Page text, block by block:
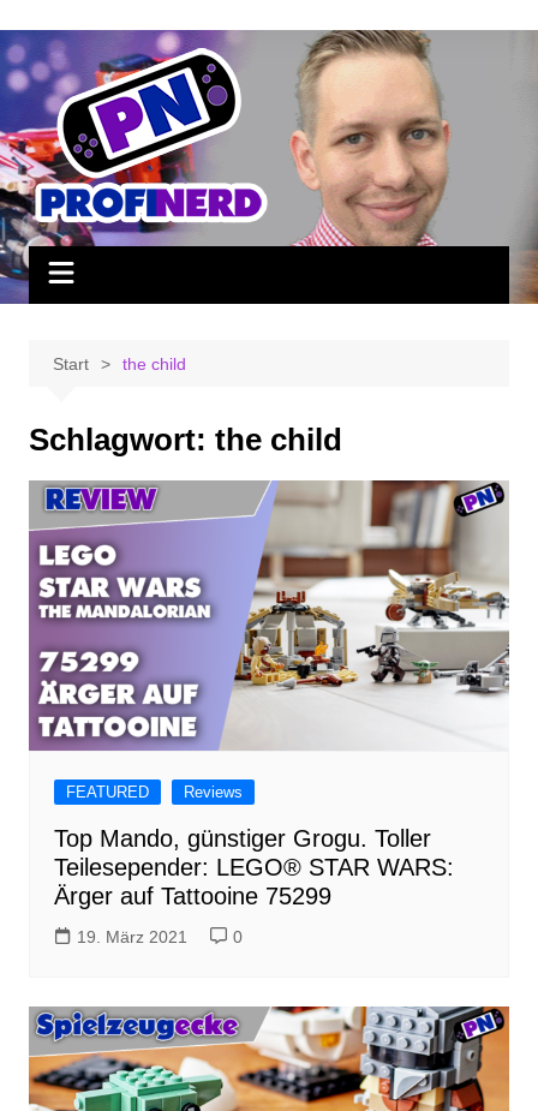
Inhalt
springen
Start the child
Schlagwort: the child
FEATURED Reviews
Top Mando, günstiger Grogu. Toller
Teilesepender: LEGO® STAR WARS:
Ärger auf Tattooine 75299
19. März 2021 0